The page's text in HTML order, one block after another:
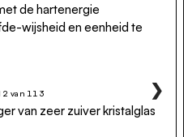
2 van 113 ❯
de hartenergie
wijsheid en eenheid te
van zeer zuiver kristalglas